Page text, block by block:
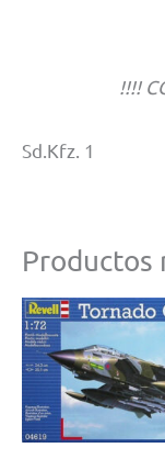
!!!!
Sd.Kfz. 1
Productos